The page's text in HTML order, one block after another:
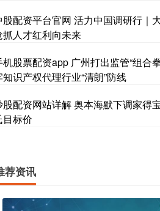
股配资平台官网 活力中国调研行｜
抓人才红利向未来
机股票配资app 广州打出监管“组合
知识产权代理行业“清朗”防线
股配资网站详解 奥本海默下调家得
目标价
荐资讯